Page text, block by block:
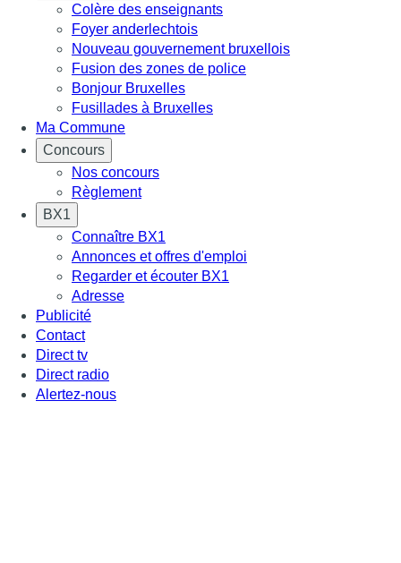
Colère des enseignants
Foyer anderlechtois
Nouveau gouvernement bruxellois
Fusion des zones de police
Bonjour Bruxelles
Fusillades à Bruxelles
Ma Commune
Concours
Nos concours
Règlement
BX1
Connaître BX1
Annonces et offres d'emploi
Regarder et écouter BX1
Adresse
Publicité
Contact
Direct tv
Direct radio
Alertez-nous